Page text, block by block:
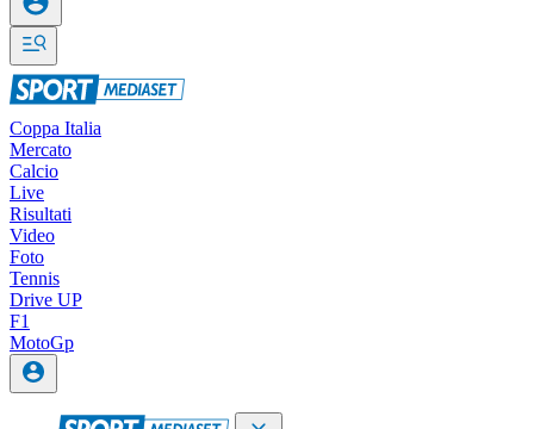
Coppa Italia
Mercato
Calcio
Live
Risultati
Video
Foto
Tennis
Drive UP
F1
MotoGp